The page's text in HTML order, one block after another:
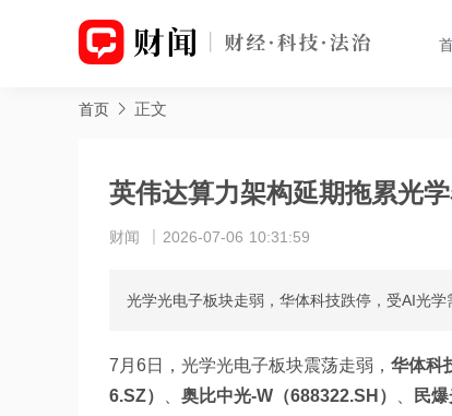
首页 正文
英伟达算力架构延期拖累光
财闻 2026-07-06 10:31:59
光学光电子板块走弱，华体科技跌停，受AI光学
7月6日，光学光电子板块震荡走弱， 华体科
6.SZ）
奥比中光-W（688322.SH） 民